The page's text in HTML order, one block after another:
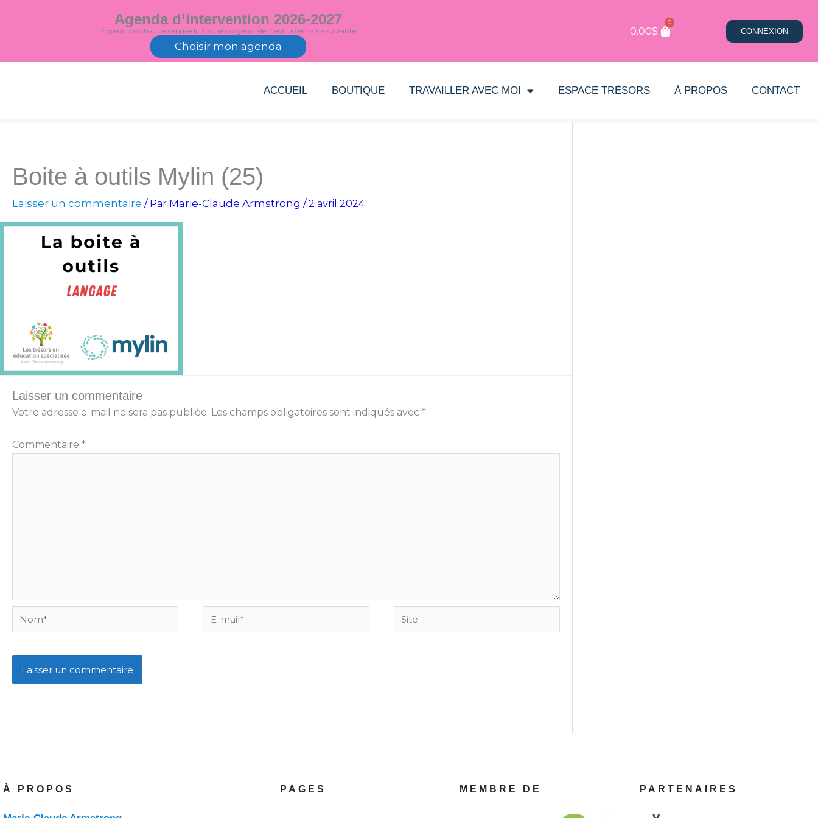
Agenda d’intervention 2026-2027
Expédition chaque vendredi · Livraison généralement la semaine suivante
Choisir mon agenda
0.00$
0
CONNEXION
ACCUEIL BOUTIQUE TRAVAILLER AVEC MOI ESPACE TRÉSORS À PROPOS CONTACT
Boite à outils Mylin (25)
Laisser un commentaire / Par Marie-Claude Armstrong /2 avril 2024
Laisser un commentaire
Votre adresse e-mail ne sera pas publiée. Les champs obligatoires sont indiqués avec *
Commentaire *
Nom*
E-
mail*
Site
À PROPOS PAGES MEMBRE DE PARTENAIRES